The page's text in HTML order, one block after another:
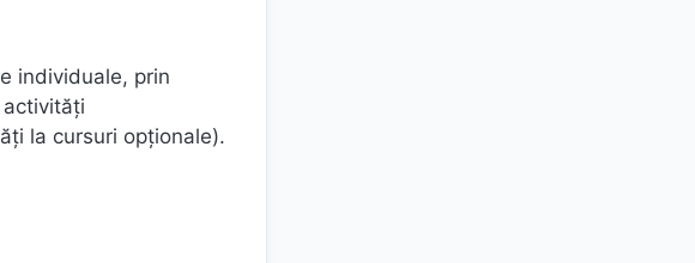
individuale, prin
la cursuri opţionale).